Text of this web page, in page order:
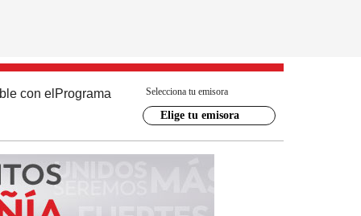
con el Programa Selecciona tu emisora
Elige tu emisora